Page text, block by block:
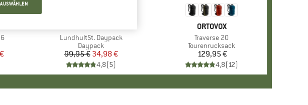
Preis
Artikel
LundhultSt. Daypack
Produktgruppe
Daypack
Preis
99,95 € reduzierter Preis
34,98 €
4,8(5)
MARKE
ORTOVOX
Artikel
Traverse 20
Produktgruppe
Tourenrucksack
Preis
129,95 €
4,8(12)